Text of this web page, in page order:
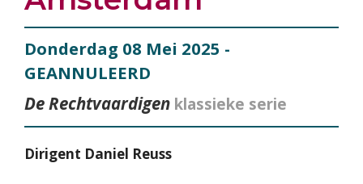
Donderdag 08 Mei 2025 -
GEANNULEERD
De Rechtvaardigen klassieke serie
Dirigent Daniel Reuss